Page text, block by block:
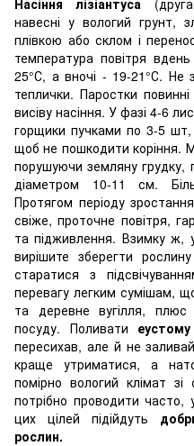
навесні у вологий грунт,
плівкою або склом і
температура повітря
25°С, а вночі - 19-21°С. Не
теплички. Паростки
висіву насіння. У фазі 4-6
горщики пучками по 3-5
щоб не пошкодити коріння.
порушуючи земляну грудку,
діаметром 10-11 см.
Протягом періоду
свіже, проточне повітря,
та підживлення. Взимку ж,
вирішите зберегти
старатися з
перевагу легким сумішам,
та деревне вугілля,
посуду. Поливати еустому
пересихав, але й не
краще утриматися, а
помірно вологий клімат
потрібно проводити
цих цілей підійдуть
рослин.